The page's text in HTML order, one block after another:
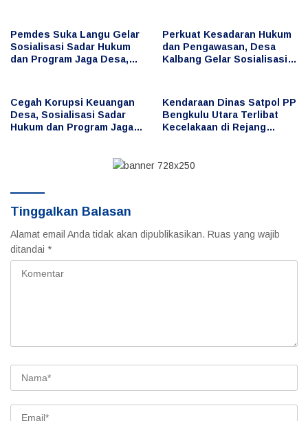
Pemdes Suka Langu Gelar
Sosialisasi Sadar Hukum
dan Program Jaga Desa,
Perkuat Kesadaran Hukum
dan Pengawasan, Desa
Kalbang Gelar Sosialisasi
Cegah Korupsi Keuangan
Desa, Sosialisasi Sadar
Hukum dan Program Jaga
Kendaraan Dinas Satpol PP
Bengkulu Utara Terlibat
Kecelakaan di Rejang
dan Pengemudi
Tinggalkan Balasan
Alamat email Anda tidak akan dipublikasikan. Ruas yang wajib
ditandai *